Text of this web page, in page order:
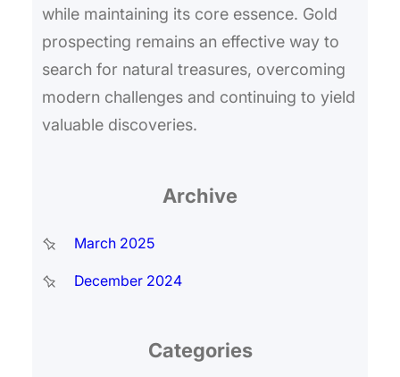
while maintaining its core essence. Gold
prospecting remains an effective way to
search for natural treasures, overcoming
modern challenges and continuing to yield
valuable discoveries.
Archive
March 2025
December 2024
Categories